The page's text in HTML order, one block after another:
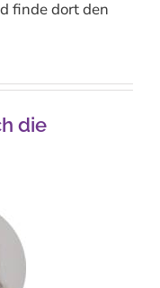
finde dort den
die